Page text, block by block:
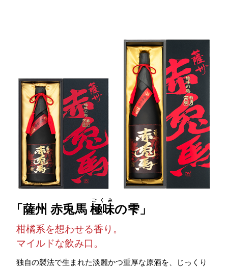
薩州 赤兎馬 極味
ごくみ
の雫
柑橘系を想わせる香り。
マイルドな飲み口。
独自の製法で生まれた淡麗かつ重厚な原酒を、じっくり